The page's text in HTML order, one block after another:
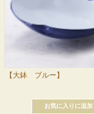
【大鉢 ブルー】